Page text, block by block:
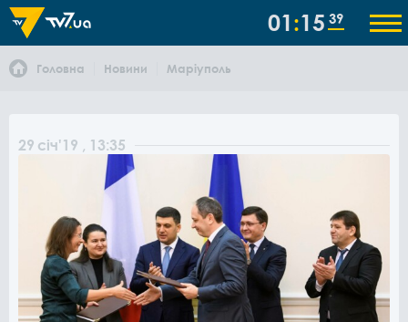
01 15 39
Головна Новини Маріуполь
29 січ'19 , 13:35